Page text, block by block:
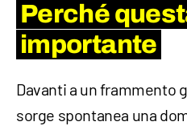
Perché
importante
Davanti a un frammento
sorge spontanea una